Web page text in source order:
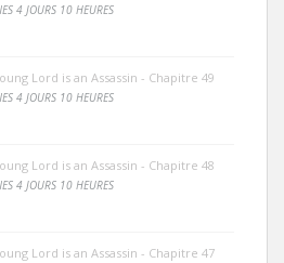
4 JOURS 10 HEURES
Lord is an Assassin - Chapitre 49
4 JOURS 10 HEURES
Lord is an Assassin - Chapitre 48
4 JOURS 10 HEURES
Lord is an Assassin - Chapitre 47